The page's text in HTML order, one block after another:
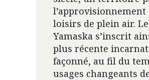
l’approvisionnement
loisirs de plein air.
Yamaska s’inscrit
plus récente
façonné, au fil du
usages changeants